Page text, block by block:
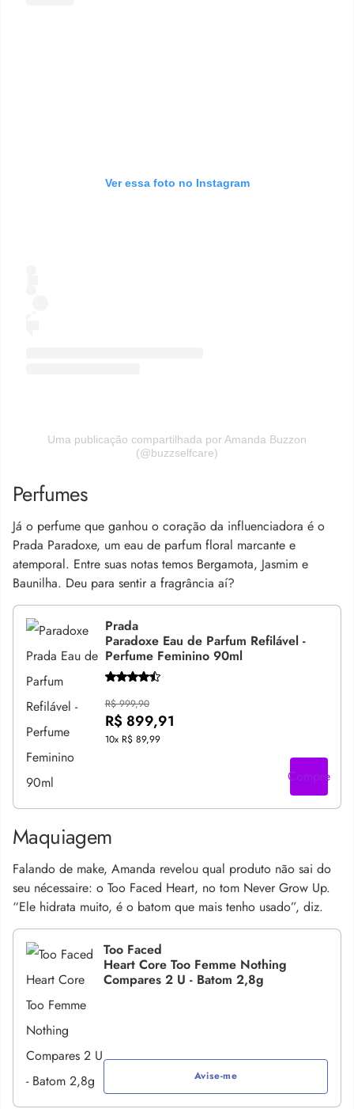
Ver essa foto no Instagram
Uma publicação compartilhada por Amanda Buzzon
(@buzzselfcare)
Perfumes
Já o perfume que ganhou o coração da influenciadora é o
Prada Paradoxe, um eau de parfum floral marcante e
atemporal. Entre suas notas temos Bergamota, Jasmim e
Baunilha. Deu para sentir a fragrância aí?
Prada
Paradoxe Eau de Parfum Refilável -
Perfume Feminino 90ml
R$ 999,90
R$ 899,91
10x R$ 89,99
Compre
Maquiagem
Falando de make, Amanda revelou qual produto não sai do
seu nécessaire: o Too Faced Heart, no tom Never Grow Up.
“Ele hidrata muito, é o batom que mais tenho usado”, diz.
Too Faced
Heart Core Too Femme Nothing
Compares 2 U - Batom 2,8g
Avise-me